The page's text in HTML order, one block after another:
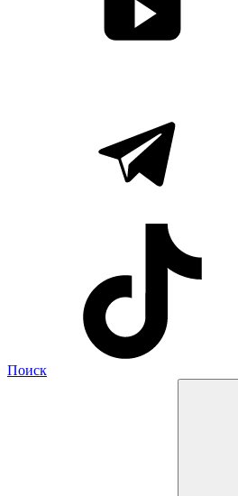
Поиск